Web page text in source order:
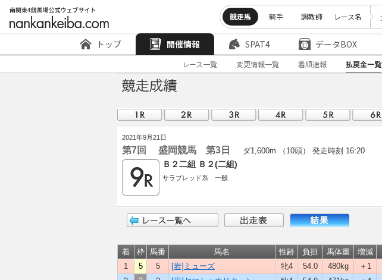
競走馬 騎手 調教師 レース名
トップ 開催情報 SPAT4 データBOX
レース一覧 変更情報一覧 着順速報 払戻金一覧
2021年9月21日
第7回 盛岡競馬 第3日 ダ1,600m （10頭） 発走時刻 16:20
Ｂ２二組 Ｂ２(二組)
サラブレッド系 一般
着 枠 馬番 馬名 性齢 負担 馬体重 増減
1
5 5 [岩]ミューズ 牝4 54.0 480kg ＋1